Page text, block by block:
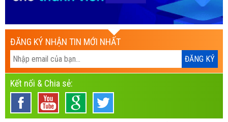
ĐĂNG KÝ NHẬN TIN MỚI NHẤT
Kết nối & Chia sẻ: